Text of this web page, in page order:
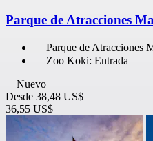
Parque de Atracciones
Parque de Atracciones
Zoo Koki: Entrada
Nuevo
Desde 38,48 US$
36,55 US$